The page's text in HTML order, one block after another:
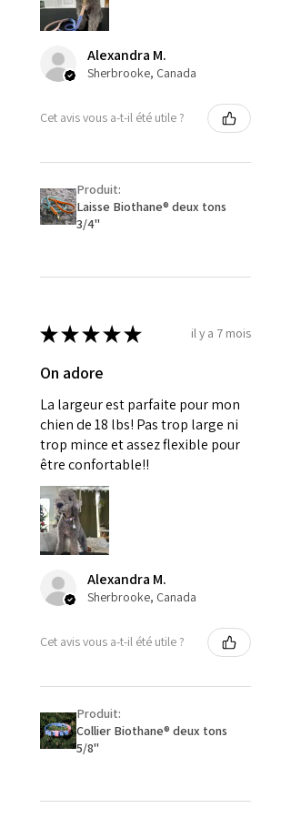
Alexandra M.
Sherbrooke, Canada
Cet avis vous a-t-il été utile ?
Produit:
Laisse Biothane® deux tons
3/4''
★★★★★ il y a 7 mois
On adore
La largeur est parfaite pour mon
chien de 18 lbs! Pas trop large ni
trop mince et assez flexible pour
être confortable!!
Alexandra M.
Sherbrooke, Canada
Cet avis vous a-t-il été utile ?
Produit:
Collier Biothane® deux tons
5/8''